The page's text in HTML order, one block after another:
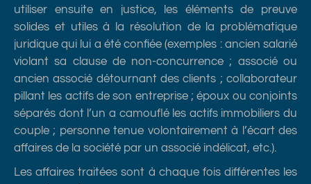
utiliser ensuite en justice, les éléments de preuve
solides et utiles à la résolution de la problématique
juridique qui lui a été confiée (exemples : ancien salarié
violant sa clause de non-concurrence ; associé ou
ancien associé détournant des clients ; collaborateur
pillant les actifs de son entreprise ; époux ou conjoints
séparés dont l’un a camouflé les actifs immobiliers du
couple ; personne tenue volontairement à l’écart des
affaires de la société par un associé indélicat, etc.).
Les affaires traitées sont à chaque fois différentes les